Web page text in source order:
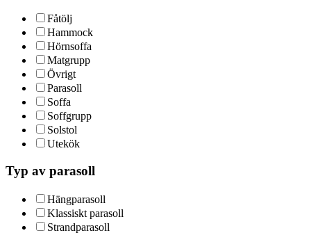
Fåtölj
Hammock
Hörnsoffa
Matgrupp
Övrigt
Parasoll
Soffa
Soffgrupp
Solstol
Utekök
Typ av parasoll
Hängparasoll
Klassiskt parasoll
Strandparasoll